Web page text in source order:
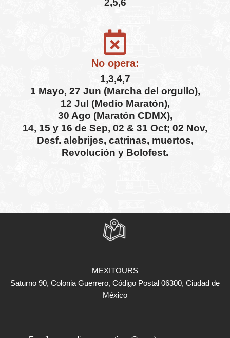
2,5,6
No opera:
1,3,4,7
1 Mayo, 27 Jun (Marcha del orgullo),
12 Jul (Medio Maratón),
30 Ago (Maratón CDMX),
14, 15 y 16 de Sep, 02 & 31 Oct; 02 Nov,
Desf. alebrijes, catrinas, muertos,
Revolución y Bolofest.
MEXITOURS
Saturno 90, Colonia Guerrero, Código Postal 06300, Ciudad de
México